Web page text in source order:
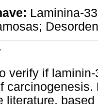
Laminina-
verify if
carcinogenesis.
literature,